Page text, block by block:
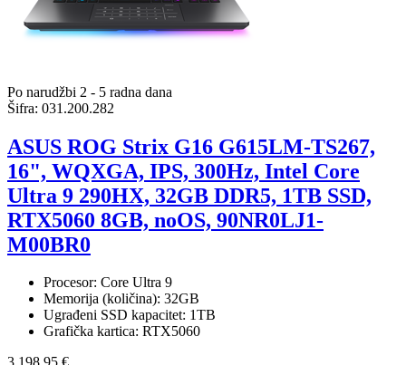
Po narudžbi 2 - 5 radna dana
Šifra: 031.200.282
ASUS ROG Strix G16 G615LM-TS267,
16", WQXGA, IPS, 300Hz, Intel Core
Ultra 9 290HX, 32GB DDR5, 1TB SSD,
RTX5060 8GB, noOS, 90NR0LJ1-
M00BR0
Procesor: Core Ultra 9
Memorija (količina): 32GB
Ugrađeni SSD kapacitet: 1TB
Grafička kartica: RTX5060